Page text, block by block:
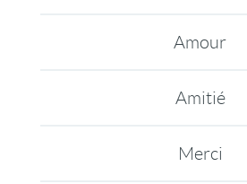
Amour
Amitié
Merci